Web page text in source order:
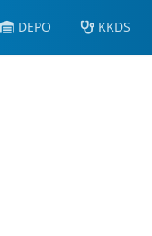
DEPO KKDS